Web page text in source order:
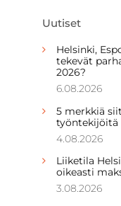
Uutiset
Helsinki,
tekevät
2026?
6.08.2026
5 merkkiä
työntekijöitä
4.08.2026
Liiketila
oikeasti
3.08.2026